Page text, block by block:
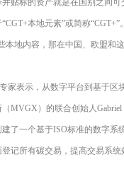
并贴标的资产就是在国别之间可
CGT+本地元素”或简称“CGT+”
本地内容，那在中国、欧盟和
家表示，从数字平台到基于区
MVGX ）的联合创始人Gabriel
了一个基于ISO标准的数字系
记所有碳交易，提高交易系